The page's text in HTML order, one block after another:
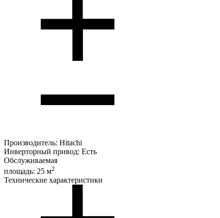
Производитель: Hitachi
Инверторный привод: Есть
Обслуживаемая
площадь: 25 м2
Технические характеристики